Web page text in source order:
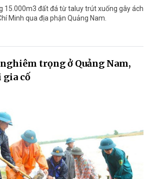
15.000m3 đất đá từ taluy trút xuống gây ách
Minh qua địa phận Quảng Nam.
trọng ở Quảng Nam,
gia cố